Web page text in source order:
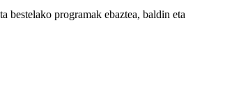
bestelako programak ebaztea, baldin eta